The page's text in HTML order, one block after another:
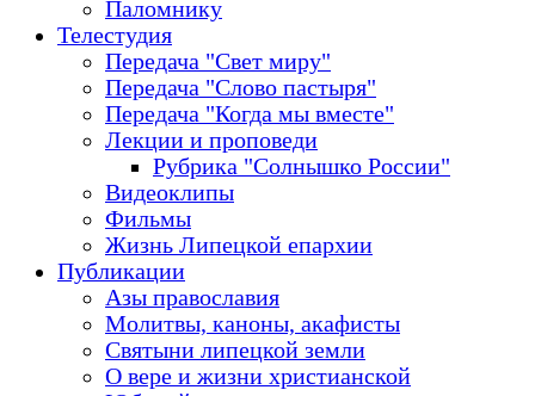
Паломнику
Телестудия
Передача "Свет миру"
Передача "Слово пастыря"
Передача "Когда мы вместе"
Лекции и проповеди
Рубрика "Солнышко России"
Видеоклипы
Фильмы
Жизнь Липецкой епархии
Публикации
Азы православия
Молитвы, каноны, акафисты
Святыни липецкой земли
О вере и жизни христианской